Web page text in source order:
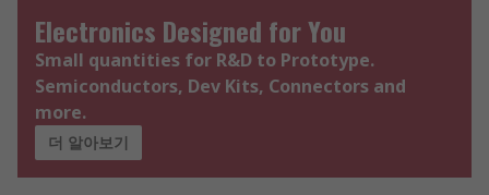
Electronics Designed for You
Small quantities for R&D to Prototype.
Semiconductors, Dev Kits, Connectors and
more.
더 알아보기